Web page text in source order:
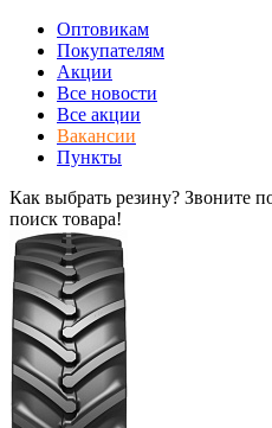
Оптовикам
Покупателям
Акции
Все новости
Все акции
Вакансии
Пункты
Как выбрать резину? Звоните
поиск товара!